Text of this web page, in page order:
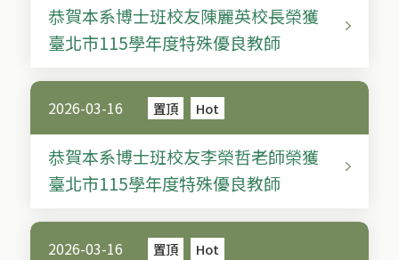
恭賀本系博士班校友陳麗英校長榮獲
臺北市115學年度特殊優良教師
2026-03-16 置頂 Hot
恭賀本系博士班校友李榮哲老師榮獲
臺北市115學年度特殊優良教師
2026-03-16 置頂 Hot